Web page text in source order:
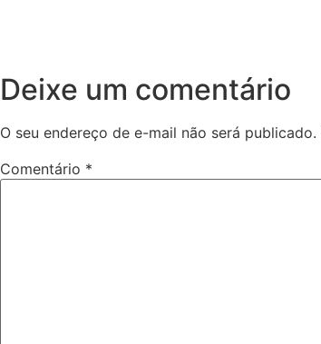
Deixe um comentário
O seu endereço de e-mail não será publicado.
Comentário *